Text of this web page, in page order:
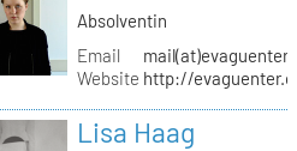
Absolventin
Email
Website http://
Lisa Haag